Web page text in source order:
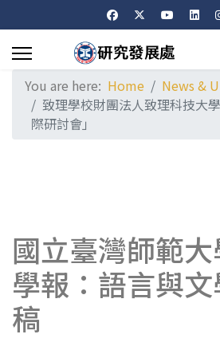
You are here: Home
News &
致理學校財團法人致理科技大
際研討會」
國立臺灣師範
學報：語言與
稿